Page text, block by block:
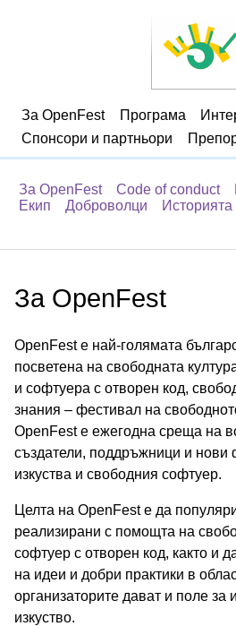
За OpenFest Програма
Спонсори и партньори
За OpenFest Code of conduct
Екип
Доброволци Историята
За OpenFest
OpenFest e най-голямата
посветена на свободната
и софтуера с отворен код,
знания – фестивал на
OpenFest е ежегодна среща на
създатели, поддръжници и нови
изкуства и свободния софтуер.
Целта на OpenFest е да
реализирани с помощта на
софтуер с отворен код, както и
на идеи и добри практики в
организаторите дават и поле за
изкуство.